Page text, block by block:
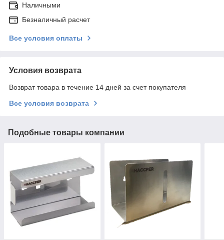
Наличными
Безналичный расчет
Все условия оплаты
Условия возврата
Возврат товара в течение 14 дней за счет покупателя
Все условия возврата
Подобные товары компании